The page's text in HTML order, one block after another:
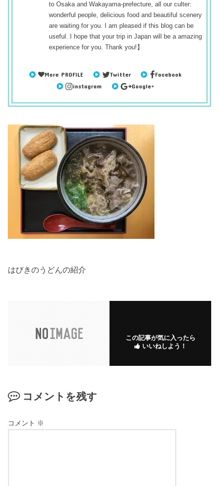
to Osaka and Wakayama-prefecture, all our culter:
wonderful people, delicious food and beautiful scenery
are waiting for you. I am pleased if this blog can be
useful. I hope that your trip in Japan will be a amazing
experience for you. Thank you!】
More PROFILE Twitter
Facebook
instagram
Google+
はびきのうどんの紹介
この記事が気に入ったら
いいねしよう！
コメントを残す
コメント ※